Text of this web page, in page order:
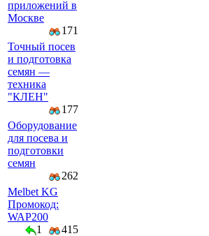
приложений в
Москве
171
Точный посев
и подготовка
семян —
техника
"КЛЕН"
177
Оборудование
для посева и
подготовки
семян
262
Melbet KG
Промокод:
WAP200
1
415